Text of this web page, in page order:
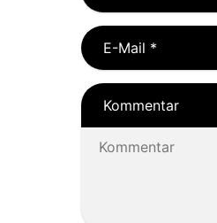
E-Mail *
Kommentar